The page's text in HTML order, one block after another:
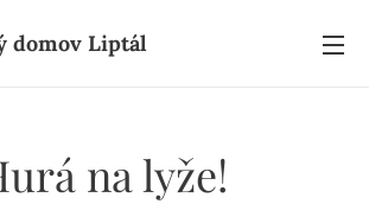
domov Liptál
na lyže!